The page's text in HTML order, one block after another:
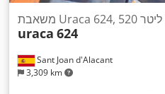
Sant Joan d'Alacant
3,309 km
uraca 624